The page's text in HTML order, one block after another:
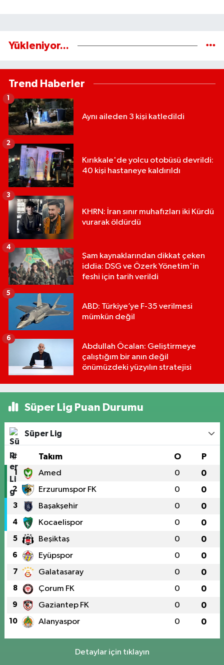
Yükleniyor...
Trend Haberler
Aynı aileden 3 kişi katledildi
Kırıkkale'de yolcu otobüsü devrildi:
40 kişi hastaneye kaldırıldı
2
KHRN: İran sınır muhafızları iki Kürdü
vurarak öldürdü
3
Şam kaynaklarından dikkat çeken
iddia: DSG ve Özerk Yönetim'in
feshi için tarih verildi
4
ABD: Türkiye’ye F-35 verilmesi
mümkün değil
5
Abdullah Öcalan: Geliştirmeye
çalıştığım bir anın değil
önümüzdeki yüzyılın stratejisi
6
Süper Lig Puan Durumu
Süper Lig
# Takım O P
1 Amed 0 0
2 Erzurumspor FK 0 0
3 Başakşehir 0 0
4 Kocaelispor 0 0
5 Beşiktaş 0 0
6 Eyüpspor 0 0
7 Galatasaray 0 0
8 Çorum FK 0 0
9 Gaziantep FK 0 0
10 Alanyaspor 0 0
Detaylar için tıklayın